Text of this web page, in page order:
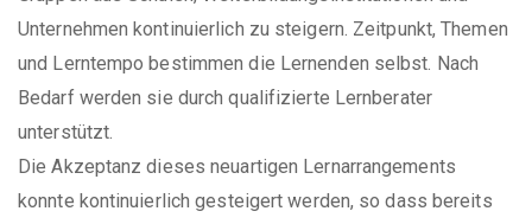
Unternehmen kontinuierlich zu steigern. Zeitpunkt, Themen
und Lerntempo bestimmen die Lernenden selbst. Nach
Bedarf werden sie durch qualifizierte Lernberater
unterstützt.
Die Akzeptanz dieses neuartigen Lernarrangements
konnte kontinuierlich gesteigert werden, so dass bereits